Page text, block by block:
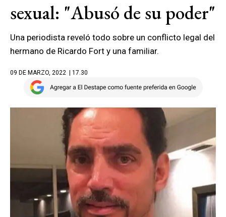
sexual: "Abusó de su poder"
Una periodista reveló todo sobre un conflicto legal del
hermano de Ricardo Fort y una familiar.
09 DE MARZO, 2022 | 17.30